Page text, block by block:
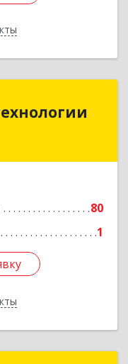
80
1